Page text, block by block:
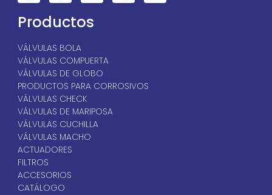
Productos
VÁLVULAS BOLA
VÁLVULAS COMPUERTA
VÁLVULAS DE GLOBO
PRODUCTOS PARA CORROSIVOS
VÁLVULAS CHECK
VÁLVULAS DE MARIPOSA
VÁLVULAS CUCHILLA
VÁLVULAS MACHO
ACTUADORES
FILTROS
ACCESORIOS
CATÁLOGO